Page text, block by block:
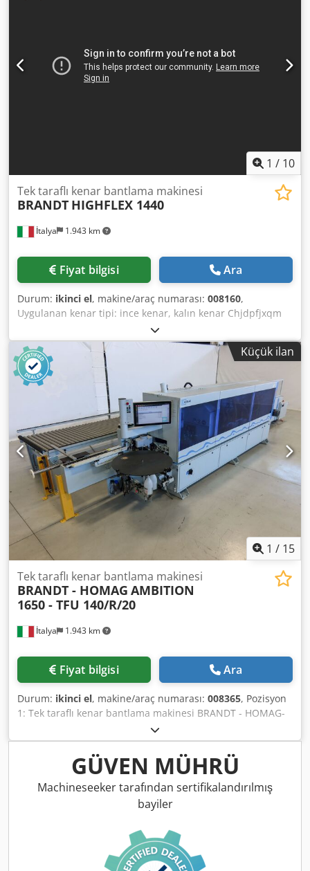
1 / 10
İtalya 1.943 km
Tek taraflı kenar bantlama makinesi
BRANDT HIGHFLEX 1440
Fiyat bilgisi Ara
Durum: ikinci el, makine/araç numarası: 008160,
Uygulanan kenar tipi: ince kenar, kalın kenar Chjdpfjxqm
Iyjx Aqioa Yapıştırma sistemi: EVA Birleştirme frezelemesi:
evet Çok fonksiyonlu ünite: evet Maksimum ilerleme hızı:
14 m/dak Maksimum plaka kalınlığı: 60 mm Çalışma
üniteleri: 7 ad.
Küçük ilan
1 / 15
İtalya 1.943 km
Tek taraflı kenar bantlama makinesi
BRANDT - HOMAG AMBITION
1650 - TFU 140/R/20
Fiyat bilgisi Ara
Durum: ikinci el, makine/araç numarası: 008365, Pozisyon
1: Tek taraflı kenar bantlama makinesi BRANDT - HOMAG-
AMBITION 1650 - TFU 140/R/20 Chedpfsx Swf Uox Aqisa
Pozisyon 2: Panel geri dönüş sistemi BRANDT - HOMAG-
AMBITION 1650 - TFU 140/R/20
GÜVEN MÜHRÜ
Machineseeker tarafından sertifikalandırılmış
bayiler